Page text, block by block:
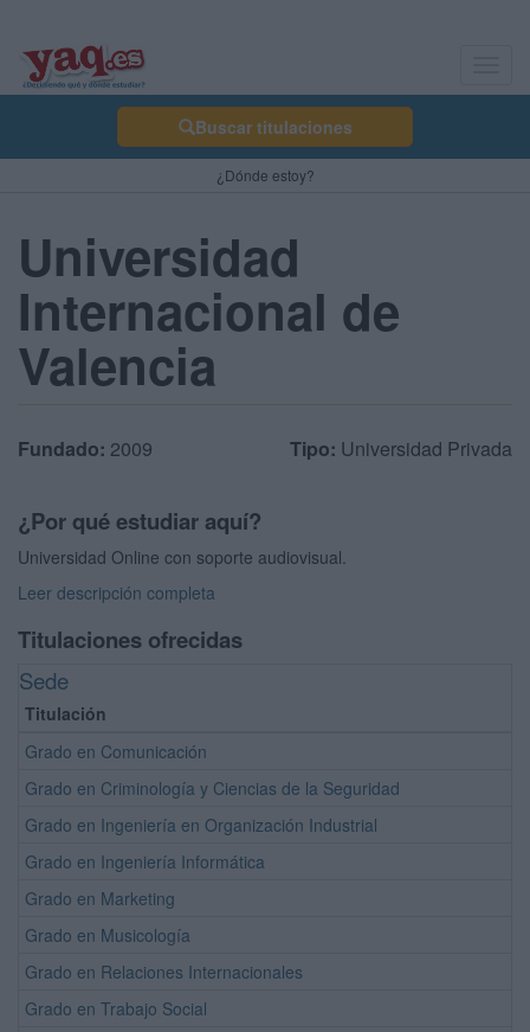
Buscar titulaciones
¿Dónde estoy?
Universidad
Internacional de
Valencia
Fundado: 2009 Tipo: Universidad Privada
¿Por qué estudiar aquí?
Universidad Online con soporte audiovisual.
Leer descripción completa
Titulaciones ofrecidas
Sede
Titulación
Grado en Comunicación
Grado en Criminología y Ciencias de la Seguridad
Grado en Ingeniería en Organización Industrial
Grado en Ingeniería Informática
Grado en Marketing
Grado en Musicología
Grado en Relaciones Internacionales
Grado en Trabajo Social